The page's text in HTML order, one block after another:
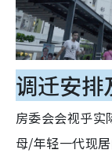
调迁安排
房委会会视乎实
母/年轻一代现